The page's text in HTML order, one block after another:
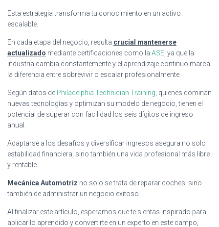
Esta estrategia transforma tu conocimiento en un activo
escalable.
En cada etapa del negocio, resulta crucial mantenerse
actualizado mediante certificaciones como la ASE , ya que la
industria cambia constantemente y el aprendizaje continuo marca
la diferencia entre sobrevivir o escalar profesionalmente.
Según datos de Philadelphia Technician Training , quienes dominan
nuevas tecnologías y optimizan su modelo de negocio, tienen el
potencial de superar con facilidad los seis dígitos de ingreso
anual.
Adaptarse a los desafíos y diversificar ingresos asegura no solo
estabilidad financiera, sino también una vida profesional más libre
y rentable.
Mecánica Automotriz no solo se trata de reparar coches, sino
también de administrar un negocio exitoso.
Al finalizar este artículo, esperamos que te sientas inspirado para
aplicar lo aprendido y convertirte en un experto en este campo,